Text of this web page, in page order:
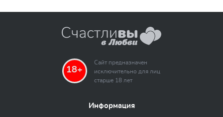
18+
Сайт предназначен
исключительно для лиц
старше 18 лет
Информация